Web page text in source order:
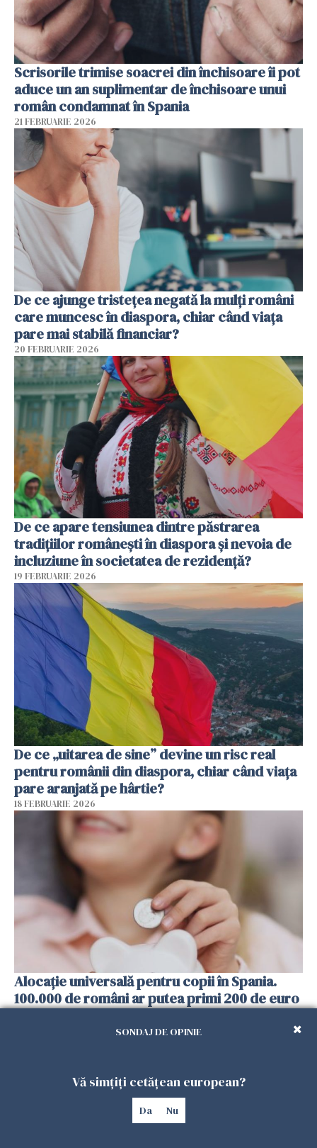
Scrisorile trimise soacrei din închisoare îi pot
aduce un an suplimentar de închisoare unui
român condamnat în Spania
21 FEBRUARIE 2026
De ce ajunge tristețea negată la mulți români
care muncesc în diaspora, chiar când viața
pare mai stabilă financiar?
20 FEBRUARIE 2026
De ce apare tensiunea dintre păstrarea
tradițiilor românești în diaspora și nevoia de
incluziune în societatea de rezidență?
19 FEBRUARIE 2026
De ce „uitarea de sine” devine un risc real
pentru românii din diaspora, chiar când viața
pare aranjată pe hârtie?
18 FEBRUARIE 2026
Alocație universală pentru copii în Spania.
100.000 de români ar putea primi 200 de euro
SONDAJ DE OPINIE
Vă simțiți cetățean european?
Da Nu